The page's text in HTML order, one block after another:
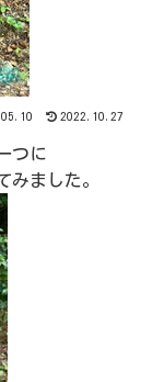
2022.10.27
つに
みました。